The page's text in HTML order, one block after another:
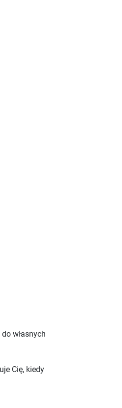
własnych
Cię, kiedy